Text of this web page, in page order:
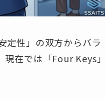
定性」の双方からバラ
現在では「Four Keys